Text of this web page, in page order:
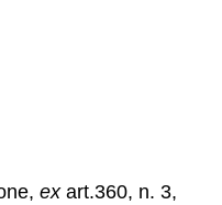
ex art.360, n. 3,